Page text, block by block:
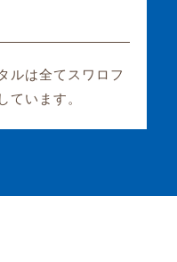
ルは全てスワロフ
います。